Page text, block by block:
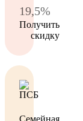
19,5%
Получить
скидку
Семейная